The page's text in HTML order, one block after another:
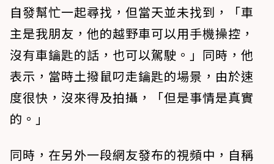
自發幫忙一起尋找，但當天並未找到，「車
主是我朋友，他的越野車可以用手機操控，
沒有車鑰匙的話，也可以駕駛。」同時，他
表示，當時土撥鼠叼走鑰匙的場景，由於速
度很快，沒來得及拍攝，「但是事情是真實
的。」
同時，在另外一段網友發布的視頻中，自稱